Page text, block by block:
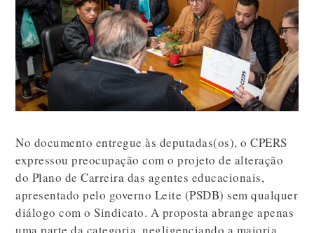
No documento entregue às deputadas(os), o CPERS
expressou preocupação com o projeto de alteração
do Plano de Carreira das agentes educacionais,
apresentado pelo governo Leite (PSDB) sem qualquer
diálogo com o Sindicato. A proposta abrange apenas
uma parte da categoria, negligenciando a maioria